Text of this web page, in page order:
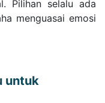
Pilihan selalu ada
menguasai emosi
untuk